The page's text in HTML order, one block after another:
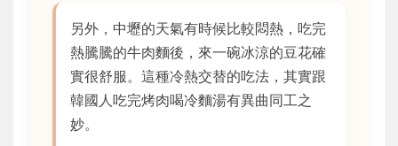
另外，中壢的天氣有時候比較悶熱，吃完
熱騰騰的牛肉麵後，來一碗冰涼的豆花確
實很舒服。這種冷熱交替的吃法，其實跟
韓國人吃完烤肉喝冷麵湯有異曲同工之
妙。